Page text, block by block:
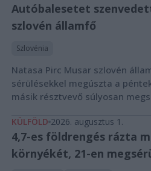
Autóbalesetet
szlovén államfő
Szlovénia
Natasa Pirc Musar szlovén
sérülésekkel megúszta a
másik résztvevő súlyosan
KÜLFÖLD 2026. augusztus 1.
4,7-es földrengés rázta
környékét, 21-en